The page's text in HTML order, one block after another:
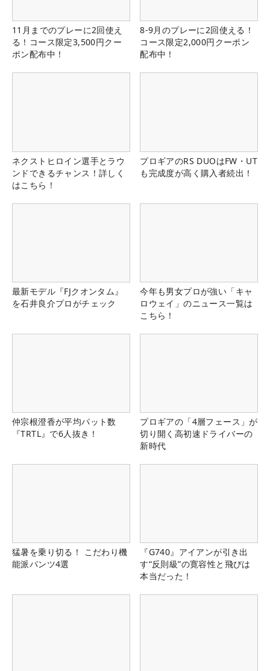
11月までのプレーに2回使え
る！コース限定3,500円クー
ポン配布中！
8-9月のプレーに2回使える！
コース限定2,000円クーポン
配布中！
ネクストヒロイン選手とラウ
ンドできるチャンス！詳しく
はこちら！
プロギアのRS DUOはFW・UT
も完成度が高く購入者続出！
最新モデル『FJクオンタム』
を石井良介プロがチェック
今年も男女プロが強い「キャ
ロウェイ」のニュース一覧は
こちら！
仲宗根澄香が平均パット数
『TRTL』で6人抜き！
プロギアの「4層フェース」が
切り開く高初速ドライバーの
新時代
猛暑を乗り切る！ こだわり機
能派パンツ4選
『G740』アイアンが引き出
す“反則級”の寛容性と飛びは
本当だった！